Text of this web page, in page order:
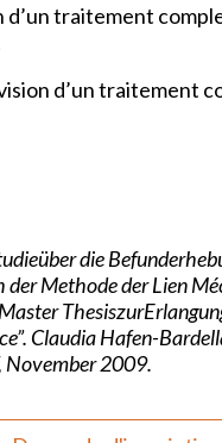
traitement
d’un traitement
die
der Methode der Lien
Claudia Hafen-
November 2009.